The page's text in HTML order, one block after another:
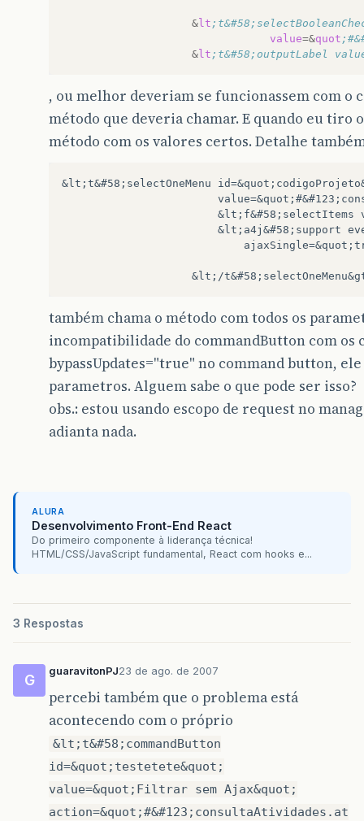
& lt
value=&quot
& lt ;t&#58;outputLabel
, ou melhor deveriam se funcionassem com o
método que deveria chamar. E quando eu tiro
método com os valores certos. Detalhe
&lt;t&#58;selectOneMenu
também chama o método com todos os
incompatibilidade do commandButton com os
bypassUpdates="true" no command button, ele
parametros. Alguem sabe o que pode ser isso?
obs.: estou usando escopo de request no
adianta nada.
ALURA
Desenvolvimento Front-End React
Do primeiro componente à liderança técnica!
HTML/CSS/JavaScript fundamental, React com hooks e...
3 Respostas
G
guaravitonPJ23 de ago. de 2007
percebi também que o problema está
acontecendo com o próprio
&lt;t&#58;commandButton
id=&quot;testetete&quot;
value=&quot;Filtrar sem Ajax&quot;
action=&quot;#&#123;consultaAtividades.at